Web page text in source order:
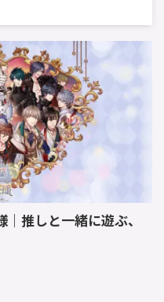
推しと一緒に遊ぶ、